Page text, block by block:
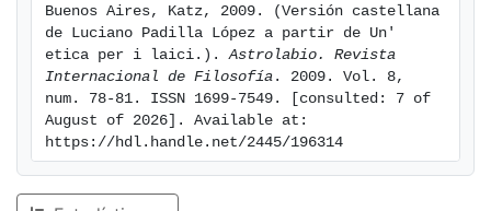
Buenos Aires, Katz, 2009. (Versión castellana
de Luciano Padilla López a partir de Un'
etica per i laici.). Astrolabio. Revista
Internacional de Filosofía . 2009. Vol. 8,
num. 78-81. ISSN 1699-7549. [consulted: 7 of
August of 2026]. Available at:
https://hdl.handle.net/2445/196314